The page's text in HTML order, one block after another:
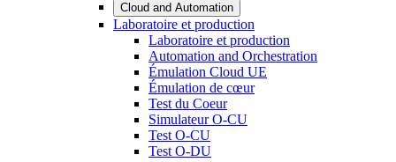
Cloud and Automation
Laboratoire et production
Laboratoire et production
Automation and Orchestration
Émulation Cloud UE
Émulation de cœur
Test du Coeur
Simulateur O-CU
Test O-CU
Test O-DU